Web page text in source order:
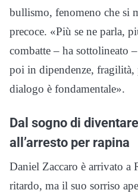
bullismo, fenomeno che si
precoce. «Più se ne parla,
combatte – ha sottolineato
poi in dipendenze, fragilità,
dialogo è fondamentale».
Dal sogno di
all’arresto per rapina
Daniel Zaccaro è arrivato a
ritardo, ma il suo sorriso